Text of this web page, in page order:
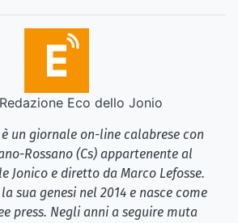
Redazione Eco dello Jonio
un giornale on-line calabrese con
Rossano (Cs) appartenente al
Jonico e diretto da Marco Lefosse.
sua genesi nel 2014 e nasce come
press. Negli anni a seguire muta